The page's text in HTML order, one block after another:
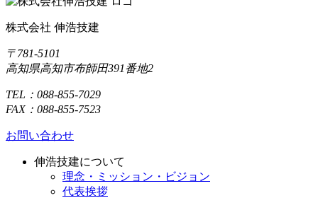
株式会社 伸浩技建
〒781-5101
高知県高知市布師田391番地2
TEL：088-855-7029
FAX：088-855-7523
お問い合わせ
伸浩技建について
理念・ミッション・ビジョン
代表挨拶